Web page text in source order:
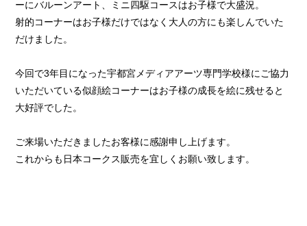
ーにバルーンアート、ミニ四駆コースはお子様で大盛況。
射的コーナーはお子様だけではなく大人の方にも楽しんでいた
だけました。
今回で3年目になった宇都宮メディアアーツ専門学校様にご協力
いただいている似顔絵コーナーはお子様の成長を絵に残せると
大好評でした。
ご来場いただきましたお客様に感謝申し上げます。
これからも日本コークス販売を宜しくお願い致します。